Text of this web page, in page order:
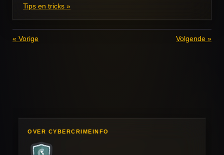
Tips en tricks »
« Vorige Volgende »
OVER CYBERCRIMEINFO